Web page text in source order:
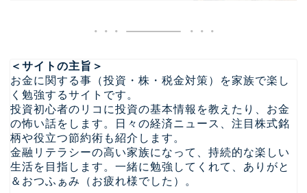
＜サイトの主旨＞
お金に関する事（投資・株・税金対策）を家族で楽し
く勉強するサイトです。
投資初心者のリコに投資の基本情報を教えたり、お金
の怖い話をします。日々の経済ニュース、注目株式銘
柄や役立つ節約術も紹介します。
金融リテラシーの高い家族になって、持続的な楽しい
生活を目指します。一緒に勉強してくれて、ありがと
＆おつふぁみ（お疲れ様でした）。